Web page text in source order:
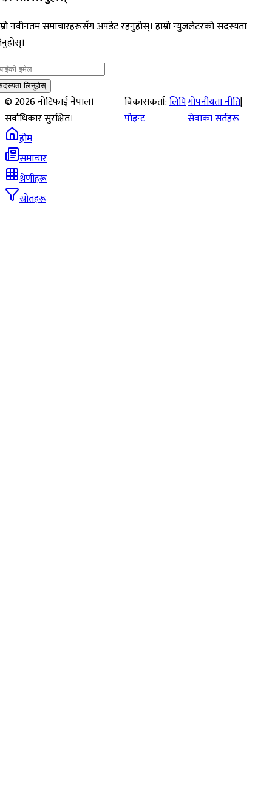
नवीनतम समाचारहरूसँग अपडेट रहनुहोस्। हाम्रो न्युजलेटरको सदस्यता
लिनुहोस्
©2026नोटिफाई नेपाल।
सर्वाधिकार सुरक्षित।
विकासकर्ता:लिपि
पोइन्ट
गोपनीयता नीति|
सेवाका सर्तहरू
होम
समाचार
श्रेणीहरू
स्रोतहरू